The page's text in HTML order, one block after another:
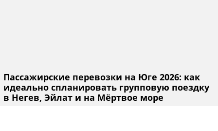
Пассажирские перевозки на Юге 2026: как
идеально спланировать групповую поездку
в Негев, Эйлат и на Мёртвое море